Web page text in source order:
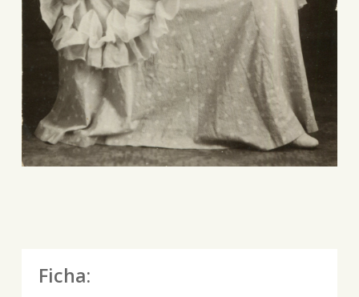
Ficha: